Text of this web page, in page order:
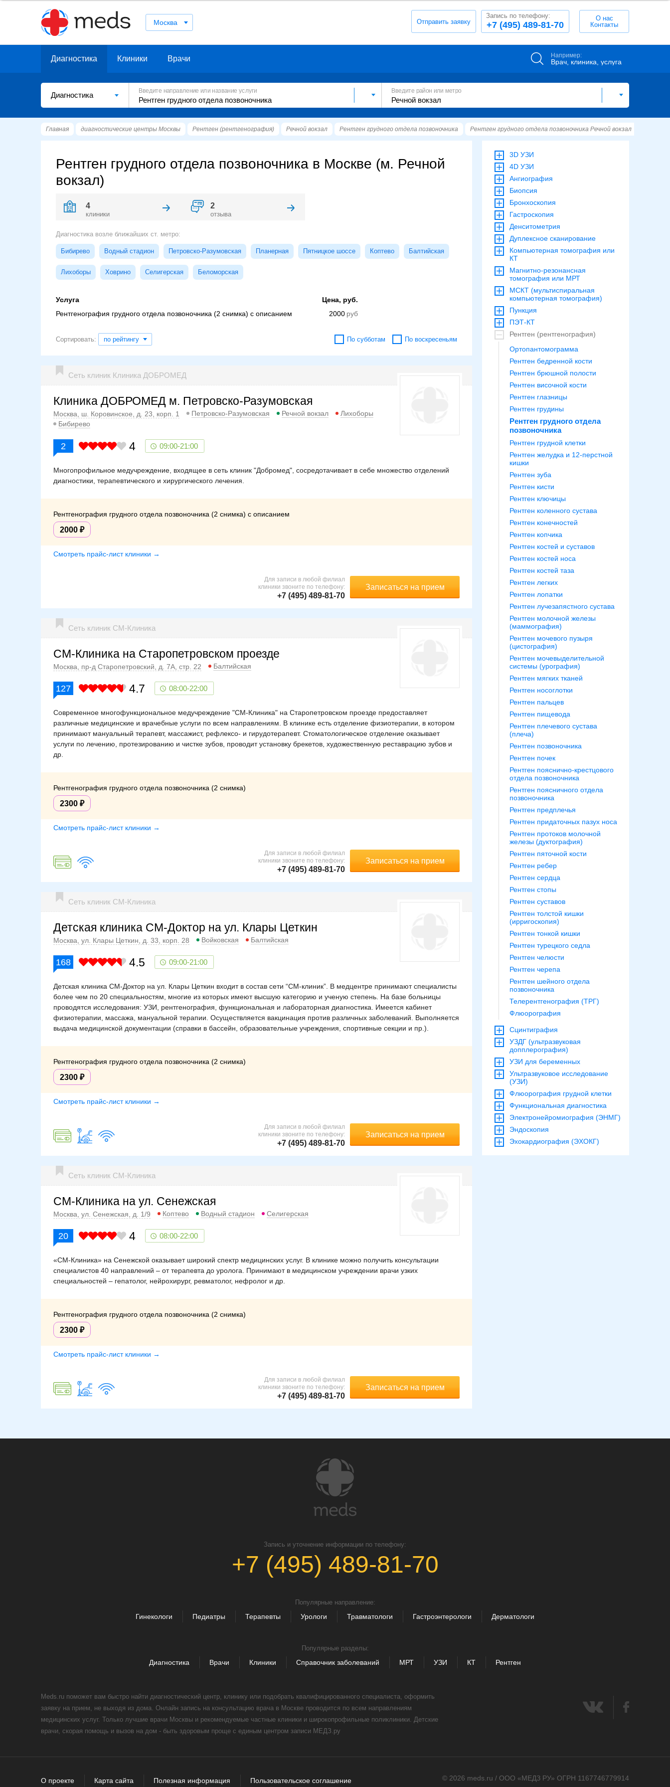
Москва Отправить заявку +7 (495) 489-81-70
Запись по телефону:
О нас
Контакты
Диагностика Клиники Врачи Например:
Врач, клиника, услуга
Диагностика
Введите направление или название услуги Введите район или метро
Главная диагностические центры Москвы Рентген (рентгенография) Речной вокзал Рентген грудного отдела позвоночника Рентген грудного отдела позвоночника Речной вокзал
Рентген грудного отдела позвоночника в Москве (м. Речной
вокзал)
4
клиники
2
отзыва
Диагностика возле ближайших ст. метро:
Бибирево Водный стадион Петровско-Разумовская Планерная Пятницкое шоссе Коптево Балтийская
Лихоборы Ховрино Селигерская Беломорская
Услуга
Цена, руб.
Рентгенография грудного отдела позвоночника (2 снимка) с описанием
2000
Сортировать: по рейтингу По субботам По воскресеньям
Сеть клиник Клиника ДОБРОМЕД
Клиника ДОБРОМЕД м. Петровско-Разумовская
Москва, ш. Коровинское, д. 23, корп. 1 Петровско-Разумовская Речной вокзал
Лихоборы
Бибирево
2 4 09:00-21:00
Многопрофильное медучреждение, входящее в сеть клиник "Добромед", сосредотачивает в себе множество отделений
диагностики, терапевтического и хирургического лечения.
Рентгенография грудного отдела позвоночника (2 снимка) с описанием
2000
Смотреть прайс-лист клиники →
Записаться на прием
Для записи в любой филиал
клиники звоните по телефону:
+7 (495) 489-81-70
Сеть клиник СМ-Клиника
СМ-Клиника на Старопетровском проезде
Москва, пр-д Старопетровский, д. 7А, стр. 22 Балтийская
127 4.7 08:00-22:00
Современное многофункциональное медучреждение "СМ-Клиника" на Старопетровском проезде предоставляет
различные медицинские и врачебные услуги по всем направлениям. В клинике есть отделение физиотерапии, в котором
принимают мануальный терапевт, массажист, рефлексо- и гирудотерапевт. Стоматологическое отделение оказывает
услуги по лечению, протезированию и чистке зубов, проводит установку брекетов, художественную реставрацию зубов и
др.
Рентгенография грудного отдела позвоночника (2 снимка)
2300
Смотреть прайс-лист клиники →
Записаться на прием
Для записи в любой филиал
клиники звоните по телефону:
+7 (495) 489-81-70
Сеть клиник СМ-Клиника
Детская клиника СМ-Доктор на ул. Клары Цеткин
Москва, ул. Клары Цеткин, д. 33, корп. 28 Войковская Балтийская
168 4.5 09:00-21:00
Детская клиника СМ-Доктор на ул. Клары Цеткин входит в состав сети “СМ-клиник”. В медцентре принимают специалисты
более чем по 20 специальностям, многие из которых имеют высшую категорию и ученую степень. На базе больницы
проводятся исследования: УЗИ, рентгенография, функциональная и лабораторная диагностика. Имеется кабинет
физиотерапии, массажа, мануальной терапии. Осуществляется вакцинация против различных заболеваний. Выполняется
выдача медицинской документации (справки в бассейн, образовательные учреждения, спортивные секции и пр.).
Рентгенография грудного отдела позвоночника (2 снимка)
2300
Смотреть прайс-лист клиники →
Записаться на прием
Для записи в любой филиал
клиники звоните по телефону:
+7 (495) 489-81-70
Сеть клиник СМ-Клиника
СМ-Клиника на ул. Сенежская
Москва, ул. Сенежская, д. 1/9 Коптево Водный стадион Селигерская
20 4 08:00-22:00
«СМ-Клиника» на Сенежской оказывает широкий спектр медицинских услуг. В клинике можно получить консультации
специалистов 40 направлений – от терапевта до уролога. Принимают в медицинском учреждении врачи узких
специальностей – гепатолог, нейрохирург, ревматолог, нефролог и др.
Рентгенография грудного отдела позвоночника (2 снимка)
2300
Смотреть прайс-лист клиники →
Записаться на прием
Для записи в любой филиал
клиники звоните по телефону:
+7 (495) 489-81-70
3D УЗИ
4D УЗИ
Ангиография
Биопсия
Бронхоскопия
Гастроскопия
Денситометрия
Дуплексное сканирование
Компьютерная томография или
КТ
Магнитно-резонансная
томография или МРТ
МСКТ (мультиспиральная
компьютерная томография)
Пункция
ПЭТ-КТ
Рентген (рентгенография)
Ортопантомограмма
Рентген бедренной кости
Рентген брюшной полости
Рентген височной кости
Рентген глазницы
Рентген грудины
Рентген грудного отдела
позвоночника
Рентген грудной клетки
Рентген желудка и 12-перстной
кишки
Рентген зуба
Рентген кисти
Рентген ключицы
Рентген коленного сустава
Рентген конечностей
Рентген копчика
Рентген костей и суставов
Рентген костей носа
Рентген костей таза
Рентген легких
Рентген лопатки
Рентген лучезапястного сустава
Рентген молочной железы
(маммография)
Рентген мочевого пузыря
(цистография)
Рентген мочевыделительной
системы (урография)
Рентген мягких тканей
Рентген носоглотки
Рентген пальцев
Рентген пищевода
Рентген плечевого сустава
(плеча)
Рентген позвоночника
Рентген почек
Рентген пояснично-крестцового
отдела позвоночника
Рентген поясничного отдела
позвоночника
Рентген предплечья
Рентген придаточных пазух носа
Рентген протоков молочной
железы (дуктография)
Рентген пяточной кости
Рентген ребер
Рентген сердца
Рентген стопы
Рентген суставов
Рентген толстой кишки
(ирригоскопия)
Рентген тонкой кишки
Рентген турецкого седла
Рентген челюсти
Рентген черепа
Рентген шейного отдела
позвоночника
Телерентгенография (ТРГ)
Флюорография
Сцинтиграфия
УЗДГ (ультразвуковая
допплерография)
УЗИ для беременных
Ультразвуковое исследование
(УЗИ)
Флюорография грудной клетки
Функциональная диагностика
Электронейромиография (ЭНМГ)
Эндоскопия
Эхокардиография (ЭХОКГ)
Запись и уточнение информации по телефону:
+7 (495) 489-81-70
Популярные направление:
Гинекологи Педиатры Терапевты Урологи Травматологи Гастроэнтерологи Дерматологи
Популярные разделы:
Диагностика Врачи Клиники Справочник заболеваний МРТ УЗИ КТ Рентген
Meds.ru поможет вам быстро найти диагностический центр, клинику или подобрать квалифицированного специалиста, оформить
заявку на прием, не выходя из дома. Онлайн запись на консультацию врача в Москве проводится по всем направлениям
медицинских услуг. Только лучшие врачи Москвы и рекомендуемые частные клиники и широкопрофильные поликлиники. Детские
врачи, скорая помощь и вызов на дом - быть здоровым проще с единым центром записи МЕДЗ.ру
О проекте Карта сайта Полезная информация Пользовательское соглашение © 2026 meds.ru / ООО «МЕДЗ РУ» ОГРН 1167746779914